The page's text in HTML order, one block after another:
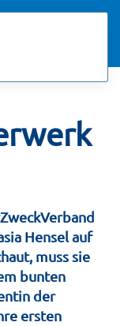
Hensel auf
muss sie
bunten
der
ersten